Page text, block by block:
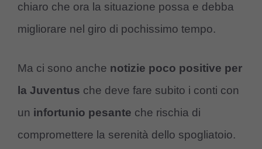
chiaro che ora la situazione possa e debba
migliorare nel giro di pochissimo tempo.
Ma ci sono anche notizie poco positive per
la Juventus che deve fare subito i conti con
un infortunio pesante che rischia di
compromettere la serenità dello spogliatoio.